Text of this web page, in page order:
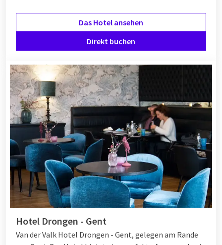
Das Hotel ansehen
Direkt buchen
Hotel Drongen - Gent
Van der Valk Hotel Drongen - Gent, gelegen am Rande